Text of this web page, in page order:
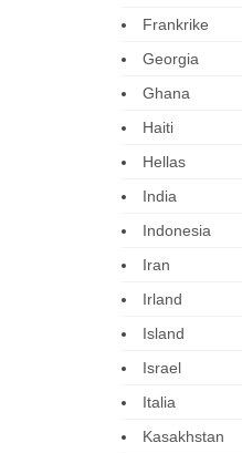
Frankrike
Georgia
Ghana
Haiti
Hellas
India
Indonesia
Iran
Irland
Island
Israel
Italia
Kasakhstan